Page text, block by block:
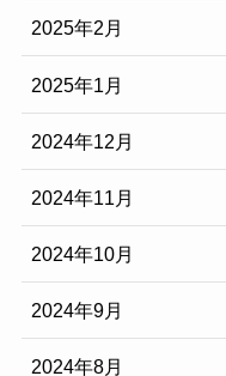
2025年2月
2025年1月
2024年12月
2024年11月
2024年10月
2024年9月
2024年8月